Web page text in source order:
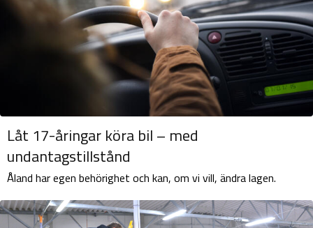
Låt 17-åringar köra bil – med
undantagstillstånd
Åland har egen behörighet och kan, om vi vill, ändra lagen.